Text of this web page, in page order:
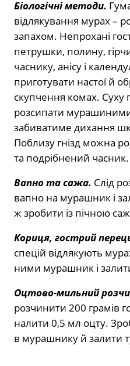
Біологічні методи.
відлякування мурах –
запахом. Непрохані
петрушки, полину,
часнику, анісу і
приготувати настої й
скупчення комах. Суху
розсипати
забиватиме дихання
Поблизу гнізд можна
та подрібнений часник.
Вапно та сажа. Слід
вапно на мурашник і
ж зробити із пічною
Кориця, гострий
спецій відлякують
ними мурашник і
Оцтово-мильний
розчинити 200 грамів
налити 0,5 мл оцту.
в мурашнику й залити